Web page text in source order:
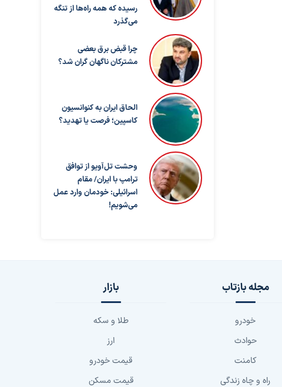
رسیده که همه راه‌ها از تنگه
می‌گذرد
چرا قبض برق بعضی
مشترکان ناگهان گران شد؟
الحاق ایران به کنوانسیون
کاسپین؛ فرصت یا تهدید؟
وحشت تل‌آویو از توافق
ترامپ با ایران/ مقام
اسرائیلی: خودمان وارد عمل
می‌شویم!
مجله بازتاب
خودرو
حوادث
کامنت
راه و چاه زندگی
بازار
طلا و سکه
ارز
قیمت خودرو
قیمت مسکن